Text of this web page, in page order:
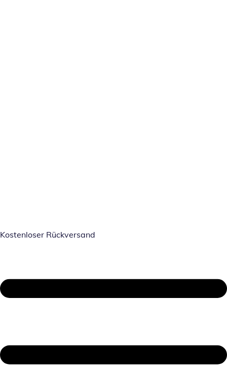
Kostenloser Rückversand